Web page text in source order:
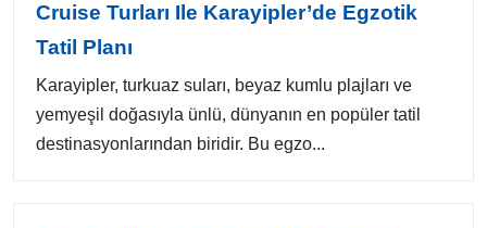
Cruise Turları Ile Karayipler’de Egzotik
Tatil Planı
Karayipler, turkuaz suları, beyaz kumlu plajları ve
yemyeşil doğasıyla ünlü, dünyanın en popüler tatil
destinasyonlarından biridir. Bu egzo...